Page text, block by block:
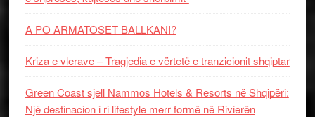
A PO ARMATOSET BALLKANI?
Kriza e vlerave – Tragjedia e vërtetë e tranzicionit shqiptar
Green Coast sjell Nammos Hotels & Resorts në Shqipëri:
Një destinacion i ri lifestyle merr formë në Rivierën